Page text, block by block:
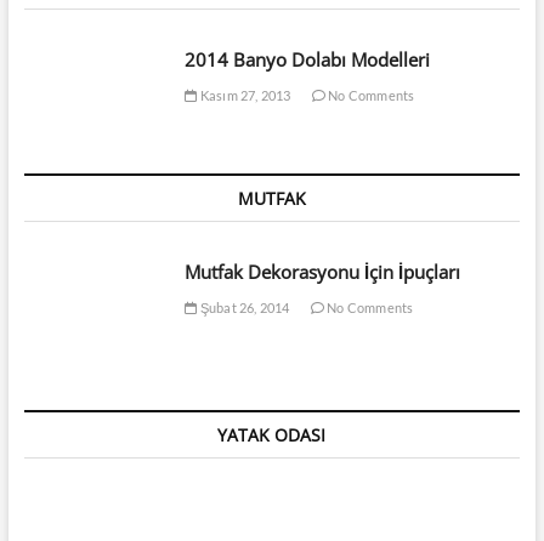
2014 Banyo Dolabı Modelleri
Kasım 27, 2013 No Comments
MUTFAK
Mutfak Dekorasyonu İçin İpuçları
Şubat 26, 2014 No Comments
YATAK ODASI